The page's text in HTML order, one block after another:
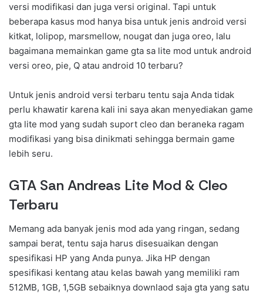
versi modifikasi dan juga versi original. Tapi untuk
beberapa kasus mod hanya bisa untuk jenis android versi
kitkat, lolipop, marsmellow, nougat dan juga oreo, lalu
bagaimana memainkan game gta sa lite mod untuk android
versi oreo, pie, Q atau android 10 terbaru?
Untuk jenis android versi terbaru tentu saja Anda tidak
perlu khawatir karena kali ini saya akan menyediakan game
gta lite mod yang sudah suport cleo dan beraneka ragam
modifikasi yang bisa dinikmati sehingga bermain game
lebih seru.
GTA San Andreas Lite Mod & Cleo
Terbaru
Memang ada banyak jenis mod ada yang ringan, sedang
sampai berat, tentu saja harus disesuaikan dengan
spesifikasi HP yang Anda punya. Jika HP dengan
spesifikasi kentang atau kelas bawah yang memiliki ram
512MB, 1GB, 1,5GB sebaiknya downlaod saja gta yang satu